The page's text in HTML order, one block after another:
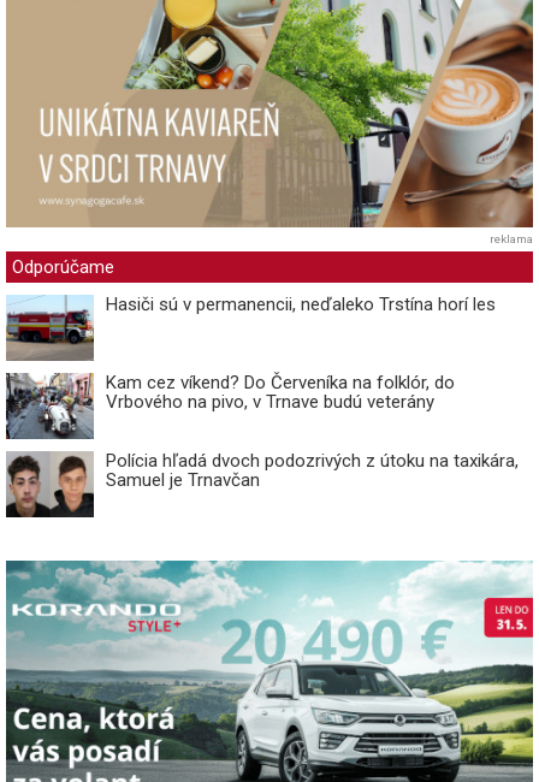
reklama
Odporúčame
Hasiči sú v permanencii, neďaleko Trstína horí les
Kam cez víkend? Do Červeníka na folklór, do
Vrbového na pivo, v Trnave budú veterány
Polícia hľadá dvoch podozrivých z útoku na taxikára,
Samuel je Trnavčan